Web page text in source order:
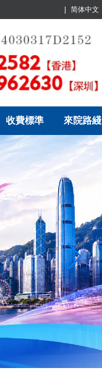
简体中文
收費標準 來院路綫